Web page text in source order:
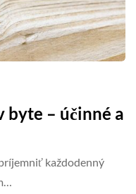
byte – účinné a
každodenný